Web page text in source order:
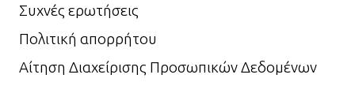
Συχνές ερωτήσεις
Πολιτική απορρήτου
Αίτηση Διαχείρισης Προσωπικών Δεδομένων